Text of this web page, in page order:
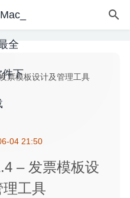
04 21:50
– 发票模板设
工具
记本应用
– 简洁易用的重复文件查找
– 图片管理软件